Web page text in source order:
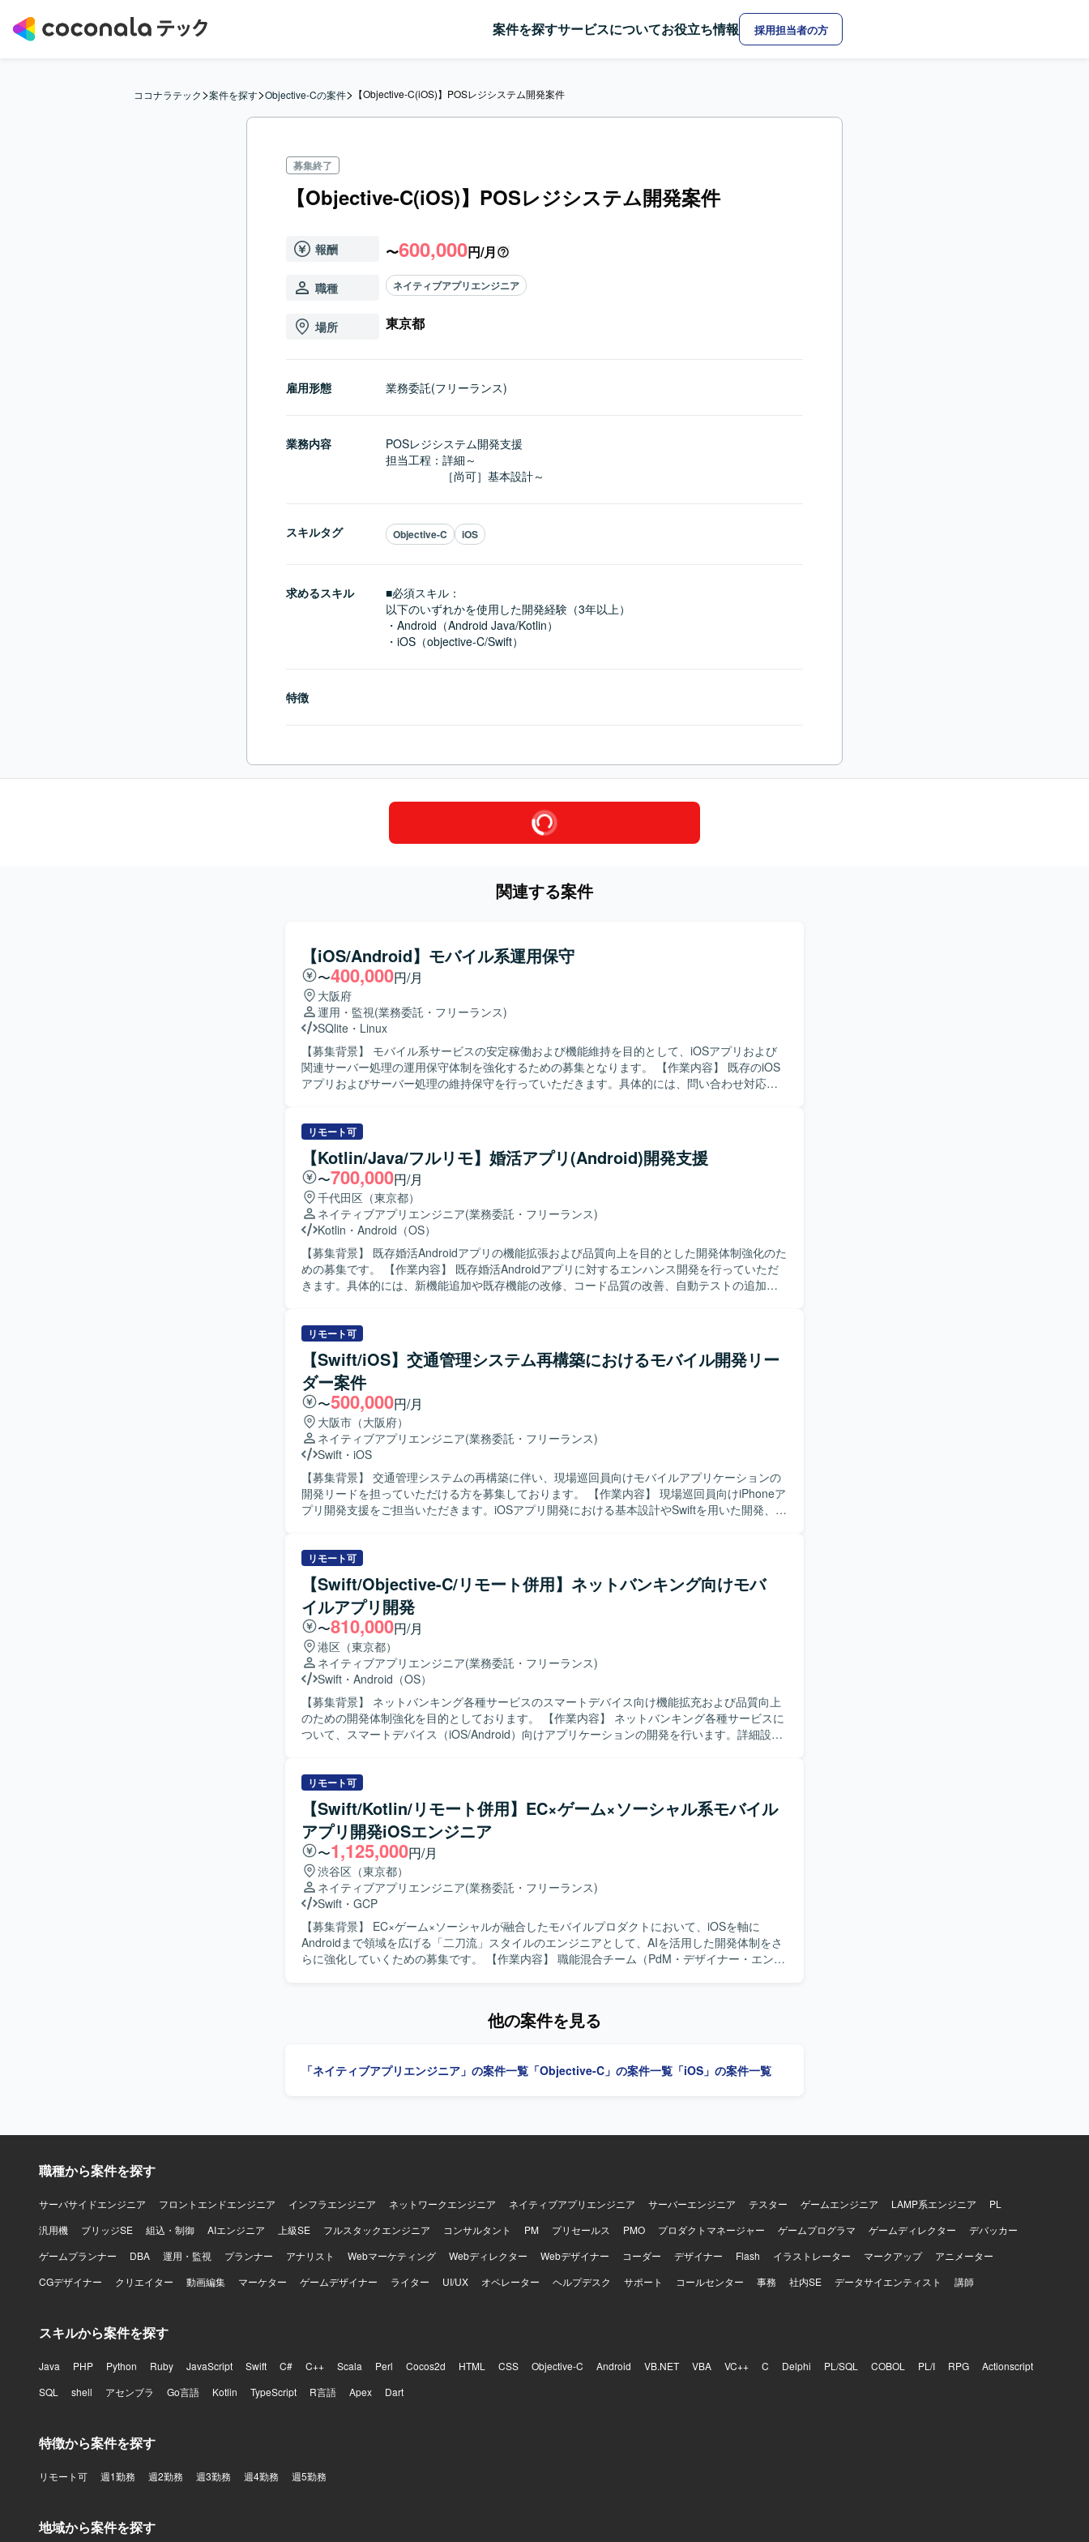
案件を探すサービスについてお役立ち情報 採用担当者の方
ココナラテック>案件を探す>Objective-Cの案件> 【Objective-C(iOS)】POSレジシステム開発案件
募集終了
【Objective-C(iOS)】POSレジシステム開発案件
報酬 〜600,000円/月
職種 ネイティブアプリエンジニア
場所 東京都
雇用形態 業務委託(フリーランス)
業務内容
POSレジシステム開発支援
担当工程：詳細～
［尚可］基本設計～
スキルタグ Objective-C iOS
求めるスキル
■必須スキル：
以下のいずれかを使用した開発経験（3年以上）
・Android（Android Java/Kotlin）
・iOS（objective-C/Swift）
特徴
関連する案件
【iOS/Android】モバイル系運用保守
〜400,000円/月
大阪府
運用・監視(業務委託・フリーランス)
SQlite ・ Linux
【募集背景】 モバイル系サービスの安定稼働および機能維持を目的として、iOSアプリおよび
関連サーバー処理の運用保守体制を強化するための募集となります。 【作業内容】 既存のiOS
アプリおよびサーバー処理の維持保守を行っていただきます。具体的には、問い合わせ対応や
る場合もございます。また、保守・修繕作業の状況に応じて、別システムに関する作業をお願
いする可能性もございます。 【求める人物像】 コミュニケーションを取りながら円滑に調整業
務を進めていただける方を求めています。モバイルアプリやサーバー処理の運用保守に主体的
に取り組み、状況変化にも柔軟に対応いただける方ですと望ましいです。 【ポジションの魅
力】 モバイルアプリとサーバー処理双方の運用保守に関わることで、スマホアプリ領域におけ
る知見を広く身につけることができます。長期的な参画を通じて、顧客折衝やベンダーコント
ロールのスキルもあわせて習得・強化していただける環境です。 【開発環境】 スマートフォン
アプリおよび関連サーバー処理の運用保守環境での作業となります。iOS関連ツールやGitHub、
Linuxコマンド、SQLiteなどを用いた環境が想定されます。
リモート可
【Kotlin/Java/フルリモ】婚活アプリ(Android)開発支援
〜700,000円/月
千代田区（東京都）
ネイティブアプリエンジニア(業務委託・フリーランス)
Kotlin ・ Android（OS）
【募集背景】 既存婚活Androidアプリの機能拡張および品質向上を目的とした開発体制強化のた
めの募集です。 【作業内容】 既存婚活Androidアプリに対するエンハンス開発を行っていただ
きます。具体的には、新機能追加や既存機能の改修、コード品質の改善、自動テストの追加・
ニケーションが取れ、自ら課題を発見し改善提案ができる方を求めています。既存の設計やテ
スト方針を尊重しつつ、より良いアーキテクチャや開発プロセスを意識して取り組める方が望
ましいです。 【ポジションの魅力】 コンシューマ向け婚活アプリの開発に携わることで、多く
のユーザーに影響力のあるサービス開発経験を積むことができます。既存プロダクトのエンハ
ンス開発を通じて、アーキテクチャ設計や自動テストの実装など、モダンなAndroid開発の知見
を深めることができます。 【開発環境】 Android向けネイティブアプリ開発環境にて、
Kotlin/JavaおよびGitを用いたチーム開発を行います。アーキテクチャはClean Architectureを意
識した構成となっている想定です。
リモート可
【Swift/iOS】交通管理システム再構築におけるモバイル開発リー
ダー案件
〜500,000円/月
大阪市（大阪府）
ネイティブアプリエンジニア(業務委託・フリーランス)
Swift ・ iOS
【募集背景】 交通管理システムの再構築に伴い、現場巡回員向けモバイルアプリケーションの
開発リードを担っていただける方を募集しております。 【作業内容】 現場巡回員向けiPhoneア
プリ開発支援をご担当いただきます。iOSアプリ開発における基本設計やSwiftを用いた開発、設
で一貫して対応していただきます。アプリでは点検情報登録、交通状況入力、写真登録、現場
報告などの機能を想定しております。 【求める人物像】 モバイルアプリ開発において主体的に
設計方針や開発方針を整理し、関係者と円滑にコミュニケーションを取りながら仕様調整や技
術課題整理を推進できる方を求めております。開発メンバーを技術面からリードしつつ、品質
や生産性の向上に意欲的に取り組んでいただける方が望ましいです。 【ポジションの魅力】 交
通インフラ領域の重要なシステム再構築プロジェクトにおいて、モバイル開発リーダーとして
上流工程から後続工程まで広く関わっていただけます。業務系モバイルアプリや位置情報・写
真登録などの機能を通じて、現場業務の効率化や安全性向上に貢献できる点が魅力です。今
後、AI開発支援ツールを活用した開発手法の検討にも関与いただける可能性があります。 【開
発環境】 iOS（iPhone）向けアプリケーション開発環境を想定しており、Swiftを用いた開発を
行います。バックエンドではJava／Spring Boot、フロントエンドではReact等の技術スタック
と連携する想定です。また、AI開発支援ツールの活用を検討している環境です。
リモート可
【Swift/Objective-C/リモート併用】ネットバンキング向けモバ
イルアプリ開発
〜810,000円/月
港区（東京都）
ネイティブアプリエンジニア(業務委託・フリーランス)
Swift ・ Android（OS）
【募集背景】 ネットバンキング各種サービスのスマートデバイス向け機能拡充および品質向上
のための開発体制強化を目的としております。 【作業内容】 ネットバンキング各種サービスに
ついて、スマートデバイス（iOS/Android）向けアプリケーションの開発を行います。詳細設計
から実装、テストまで対応できる方を求めております。関係者とコミュニケーションを取りな
がら、品質とユーザビリティを意識した開発ができる方を歓迎いたします。 【ポジションの魅
力】 金融系ネットバンキングサービスの開発に関わることで、大規模なユーザーを持つサービ
スのモバイルアプリ開発経験を積むことができます。iOS/Androidいずれかの専門性を活かしつ
つ、金融ドメインの知見も深めていただけます。 【開発環境】 iOS/Android向けモバイルアプ
リ開発環境（Objective-C、Swiftを用いた開発が想定されます）。
リモート可
【Swift/Kotlin/リモート併用】EC×ゲーム×ソーシャル系モバイル
アプリ開発iOSエンジニア
〜1,125,000円/月
渋谷区（東京都）
ネイティブアプリエンジニア(業務委託・フリーランス)
Swift ・ GCP
【募集背景】 EC×ゲーム×ソーシャルが融合したモバイルプロダクトにおいて、iOSを軸に
Androidまで領域を広げる「二刀流」スタイルのエンジニアとして、AIを活用した開発体制をさ
らに強化していくための募集です。 【作業内容】 職能混合チーム（PdM・デザイナー・エンジ
アプリ開発にも関与し、Jetpack ComposeによるUI実装など、iOS側の知見を活かした両OSで
列性向上に向けた刷新を推進していただきます。また、PdM・デザイナーと連携しつつ、事業
トウェアを軸に大きなチャレンジをしたいと考えている方にマッチします。事業や顧客に近い
Android両OSの「二刀流」開発プロセスを自ら設計し、AI時代のモバイル開発の在り方を実践し
で、高度な状態管理やパフォーマンス最適化に取り組むことで、エンジニアとしての技術力を
大きく高めていただけます。 【開発環境】 Swift、Kotlin、Goを用いた開発を行い、UIフレーム
ワークとしてSwiftUIやJetpack Composeを採用しています。Android Architecture Components
やMVVMなどのアーキテクチャを活用し、XcodeおよびAndroid Studio上で開発を進めます。イ
を組み合わせたモダンな開発環境で、アジャイル開発を実践しています。
他の案件を見る
「ネイティブアプリエンジニア」の案件一覧 「Objective-C」の案件一覧 「iOS」の案件一覧
職種から案件を探す
サーバサイドエンジニア フロントエンドエンジニア インフラエンジニア ネットワークエンジニア ネイティブアプリエンジニア サーバーエンジニア テスター ゲームエンジニア LAMP系エンジニア
PL
汎用機
ブリッジSE 組込・制御 AIエンジニア 上級SE フルスタックエンジニア コンサルタント PM プリセールス PMO プロダクトマネージャー ゲームプログラマ ゲームディレクター
デバッカー
ゲームプランナー
DBA 運用・監視 プランナー アナリスト Webマーケティング Webディレクター Webデザイナー コーダー デザイナー Flash イラストレーター マークアップ
アニメーター
CGデザイナー
クリエイター 動画編集 マーケター ゲームデザイナー ライター UI/UX オペレーター ヘルプデスク サポート コールセンター 事務 社内SE データサイエンティスト 講師
スキルから案件を探す
Java PHP Python Ruby JavaScript Swift C# C++ Scala Perl Cocos2d HTML CSS Objective-C Android VB.NET VBA VC++ C Delphi PL/SQL COBOL PL/I RPG
Actionscript
SQL
shell アセンブラ Go言語 Kotlin TypeScript R言語 Apex Dart
特徴から案件を探す
リモート可 週1勤務 週2勤務 週3勤務 週4勤務 週5勤務
地域から案件を探す